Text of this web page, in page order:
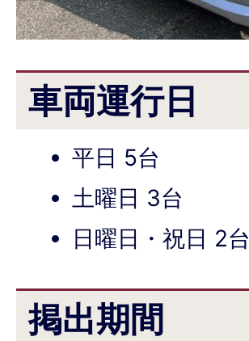
車両運行日
平日 5台
土曜日 3台
日曜日・祝日 2台
掲出期間